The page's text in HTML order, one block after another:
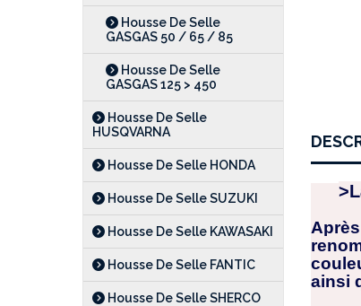
Housse De Selle
GASGAS 50 / 65 / 85
Housse De Selle
GASGAS 125 > 450
Housse De Selle
HUSQVARNA
Housse De Selle HONDA
Housse De Selle SUZUKI
Housse De Selle KAWASAKI
Housse De Selle FANTIC
Housse De Selle SHERCO
ainsi